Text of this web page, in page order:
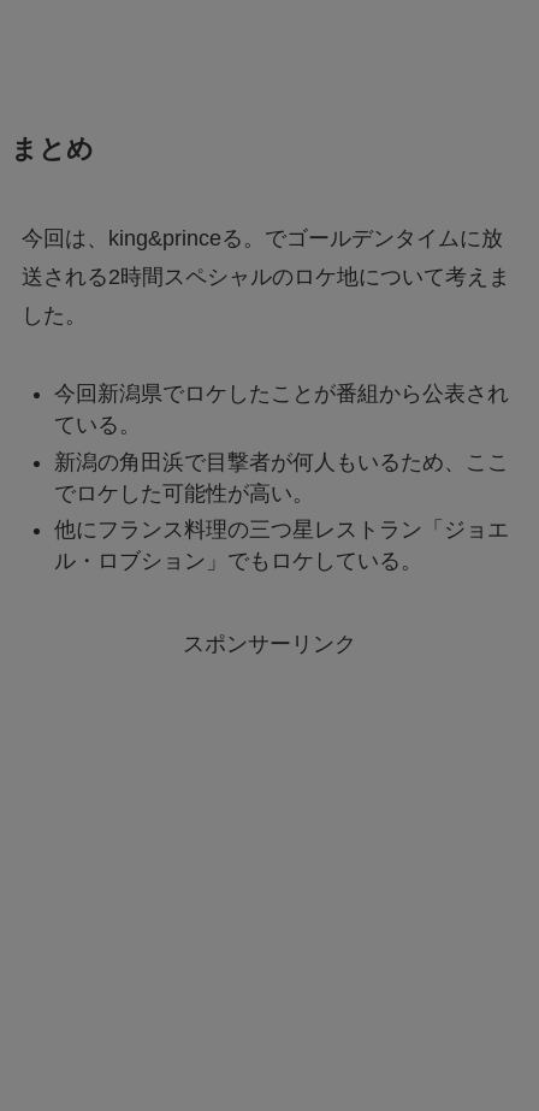
まとめ
今回は、king&princeる。でゴールデンタイムに放
送される2時間スペシャルのロケ地について考えま
した。
今回新潟県でロケしたことが番組から公表され
ている。
新潟の角田浜で目撃者が何人もいるため、ここ
でロケした可能性が高い。
他にフランス料理の三つ星レストラン「ジョエ
ル・ロブション」でもロケしている。
スポンサーリンク